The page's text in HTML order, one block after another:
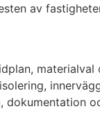
av
dokumentation